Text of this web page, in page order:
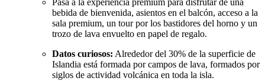
Pasa a la experiencia premium para disfrutar de una
bebida de bienvenida, asientos en el balcón, acceso a la
sala premium, un tour por los bastidores del horno y un
trozo de lava envuelto en papel de regalo.
Datos curiosos: Alrededor del 30% de la superficie de
Islandia está formada por campos de lava, formados por
siglos de actividad volcánica en toda la isla.